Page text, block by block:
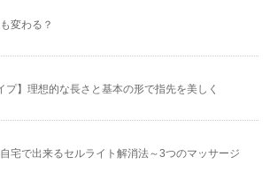
変わる？
プ】理想的な長さと基本の形で指先を美しく
宅で出来るセルライト解消法～3つのマッサージ